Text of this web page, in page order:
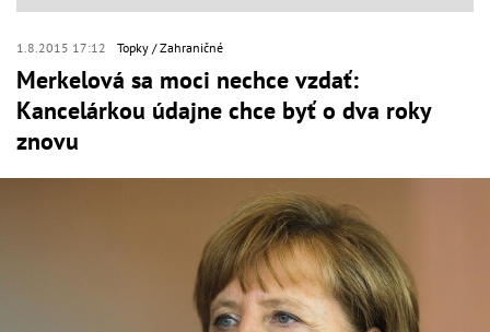
1.8.2015 17:12 Topky Zahraničné
Merkelová sa moci nechce vzdať:
Kancelárkou údajne chce byť o dva roky
znovu